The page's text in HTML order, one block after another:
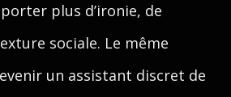
plus d’ironie, de
sociale. Le même
un assistant discret de